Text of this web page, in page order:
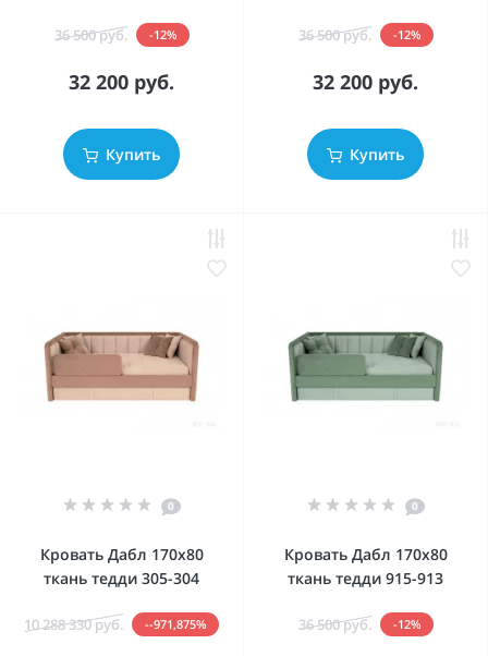
36 500 руб. -12%
32 200 руб.
Купить
36 500 руб. -12%
32 200 руб.
Купить
0
Кровать Дабл 170х80
ткань тедди 305-304
10 288 330 руб. --971,875%
0
Кровать Дабл 170х80
ткань тедди 915-913
36 500 руб. -12%